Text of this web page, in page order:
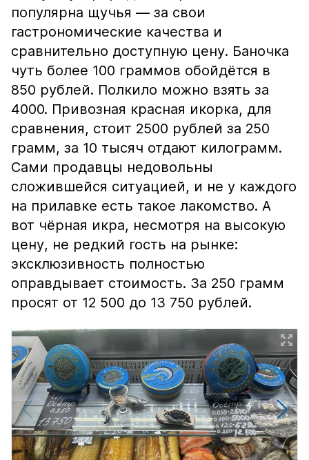
популярна щучья — за свои
гастрономические качества и
сравнительно доступную цену. Баночка
чуть более 100 граммов обойдётся в
850 рублей. Полкило можно взять за
4000. Привозная красная икорка, для
сравнения, стоит 2500 рублей за 250
грамм, за 10 тысяч отдают килограмм.
Сами продавцы недовольны
сложившейся ситуацией, и не у каждого
на прилавке есть такое лакомство. А
вот чёрная икра, несмотря на высокую
цену, не редкий гость на рынке:
эксклюзивность полностью
оправдывает стоимость. За 250 грамм
просят от 12 500 до 13 750 рублей.